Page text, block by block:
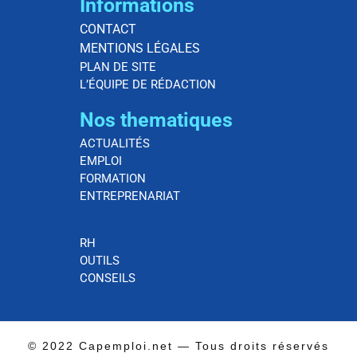
Informations
CONTACT
MENTIONS LÉGALES
PLAN DE SITE
L’ÉQUIPE DE RÉDACTION
Nos thematiques
ACTUALITÉS
EMPLOI
FORMATION
ENTREPRENARIAT
RH
OUTILS
CONSEILS
© 2022 Capemploi.net — Tous droits réservés